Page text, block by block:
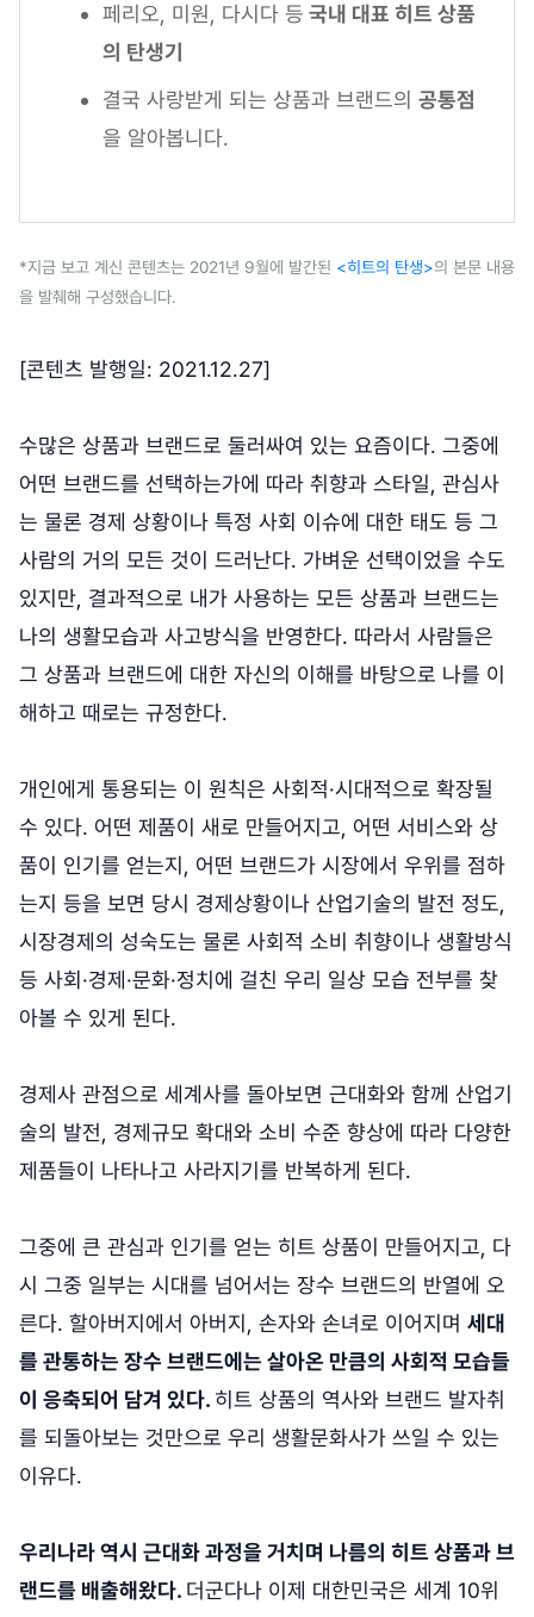
페리오, 미원, 다시다 등 국내 대표 히트 상품
의 탄생기
결국 사랑받게 되는 상품과 브랜드의 공통점
을 알아봅니다.
*지금 보고 계신 콘텐츠는 2021년 9월에 발간된 <히트의 탄생>의 본문 내용
을 발췌해 구성했습니다.
[콘텐츠 발행일: 2021.12.27]
수많은 상품과 브랜드로 둘러싸여 있는 요즘이다. 그중에
어떤 브랜드를 선택하는가에 따라 취향과 스타일, 관심사
는 물론 경제 상황이나 특정 사회 이슈에 대한 태도 등 그
사람의 거의 모든 것이 드러난다. 가벼운 선택이었을 수도
있지만, 결과적으로 내가 사용하는 모든 상품과 브랜드는
나의 생활모습과 사고방식을 반영한다. 따라서 사람들은
그 상품과 브랜드에 대한 자신의 이해를 바탕으로 나를 이
해하고 때로는 규정한다.
개인에게 통용되는 이 원칙은 사회적·시대적으로 확장될
수 있다. 어떤 제품이 새로 만들어지고, 어떤 서비스와 상
품이 인기를 얻는지, 어떤 브랜드가 시장에서 우위를 점하
는지 등을 보면 당시 경제상황이나 산업기술의 발전 정도,
시장경제의 성숙도는 물론 사회적 소비 취향이나 생활방식
등 사회·경제·문화·정치에 걸친 우리 일상 모습 전부를 찾
아볼 수 있게 된다.
경제사 관점으로 세계사를 돌아보면 근대화와 함께 산업기
술의 발전, 경제규모 확대와 소비 수준 향상에 따라 다양한
제품들이 나타나고 사라지기를 반복하게 된다.
그중에 큰 관심과 인기를 얻는 히트 상품이 만들어지고, 다
시 그중 일부는 시대를 넘어서는 장수 브랜드의 반열에 오
른다. 할아버지에서 아버지, 손자와 손녀로 이어지며 세대
를 관통하는 장수 브랜드에는 살아온 만큼의 사회적 모습들
이 응축되어 담겨 있다. 히트 상품의 역사와 브랜드 발자취
를 되돌아보는 것만으로 우리 생활문화사가 쓰일 수 있는
이유다.
우리나라 역시 근대화 과정을 거치며 나름의 히트 상품과 브
랜드를 배출해왔다. 더군다나 이제 대한민국은 세계 10위